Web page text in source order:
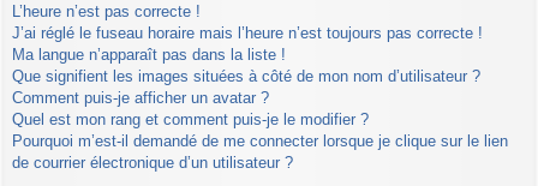
L’heure n’est pas correcte !
J’ai réglé le fuseau horaire mais l’heure n’est toujours pas correcte !
Ma langue n’apparaît pas dans la liste !
Que signifient les images situées à côté de mon nom d’utilisateur ?
Comment puis-je afficher un avatar ?
Quel est mon rang et comment puis-je le modifier ?
Pourquoi m’est-il demandé de me connecter lorsque je clique sur le lien
de courrier électronique d’un utilisateur ?